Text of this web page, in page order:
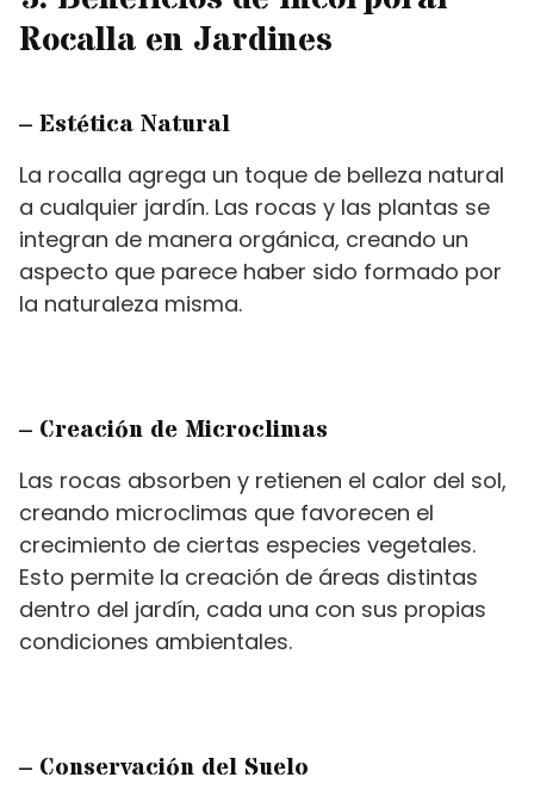
Rocalla en Jardines
– Estética Natural
La rocalla agrega un toque de belleza natural
a cualquier jardín. Las rocas y las plantas se
integran de manera orgánica, creando un
aspecto que parece haber sido formado por
la naturaleza misma.
– Creación de Microclimas
Las rocas absorben y retienen el calor del sol,
creando microclimas que favorecen el
crecimiento de ciertas especies vegetales.
Esto permite la creación de áreas distintas
dentro del jardín, cada una con sus propias
condiciones ambientales.
– Conservación del Suelo